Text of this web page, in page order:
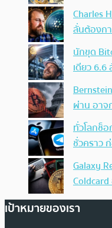
Charles
ลั่นต้องก
นักขุด
เดียว
ผ่าน อาจ
ทั่วโลกช็
ชั่วคราว
Galaxy
เป้าหมายของเรา